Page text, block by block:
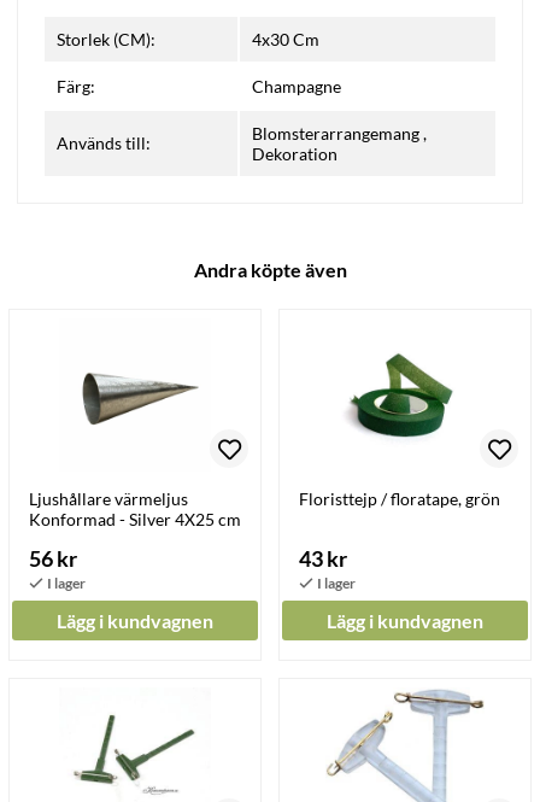
Storlek (CM): 4x30 Cm
Färg: Champagne
Används till: Blomsterarrangemang,
Dekoration
Andra köpte även
Ljushållare värmeljus
Konformad - Silver 4X25 cm
56 kr
Lägg i kundvagnen
Floristtejp / floratape, grön
43 kr
Lägg i kundvagnen